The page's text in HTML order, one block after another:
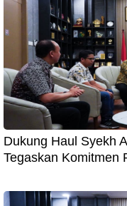
Dukung Haul Syekh
Tegaskan Komitmen